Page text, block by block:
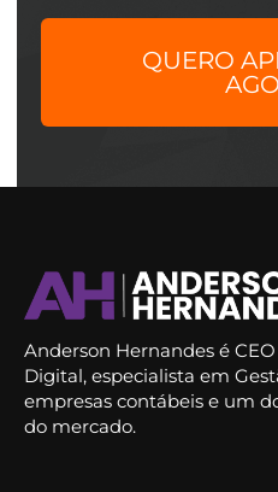
QUERO
Anderson Hernandes é
Digital, especialista em
empresas contábeis e um
do mercado.